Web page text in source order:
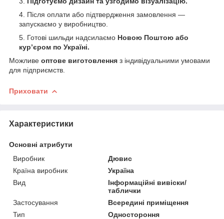
Після оплати або підтвердження замовлення —
запускаємо у виробництво.
Готові шильди надсилаємо Новою Поштою або
кур’єром по Україні.
Можливе оптове виготовлення з індивідуальними умовами
для підприємств.
Приховати
Характеристики
Основні атрибути
Виробник
Дювис
Країна виробник
Україна
Вид
Інформаційні вивіски/
таблички
Застосування
Всередині приміщення
Тип
Одностороння